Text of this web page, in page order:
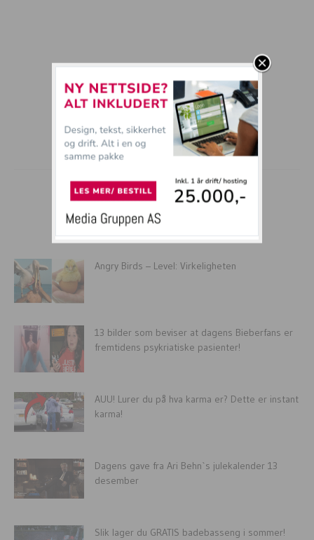
mer tullball
Angry Birds – Level: Virkeligheten
13 bilder som beviser at dagens Bieberfans er
fremtidens psykriatiske pasienter!
AUU! Lurer du på hva karma er? Dette er instant
karma!
Dagens gave fra Ari Behn`s julekalender 13
desember
Slik lager du GRATIS badebasseng i sommer!